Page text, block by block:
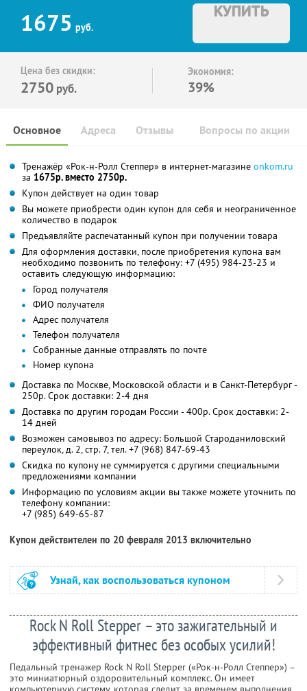
1675 руб.
КУПИТЬ
Цена без скидки:
2750 руб.
Экономия:
39%
Основное Отзывы Вопросы по акции
Адреса
Тренажёр «Рок-н-Ролл Степпер» в интернет-магазине onkom.ru
за 1675р. вместо 2750р.
Купон действует на один товар
Вы можете приобрести один купон для себя и неограниченное
количество в подарок
Предъявляйте распечатанный купон при получении товара
Для оформления доставки, после приобретения купона вам
необходимо позвонить по телефону: +7 (495) 984-23-23 и
оставить следующую информацию:
Город получателя
ФИО получателя
Адрес получателя
Телефон получателя
Собранные данные отправлять по почте
Номер купона
Доставка по Москве, Московской области и в Санкт-Петербург -
250р. Срок доставки: 2-4 дня
Доставка по другим городам России - 400р. Срок доставки: 2-
14 дней
Возможен самовывоз по адресу: Большой Староданиловский
переулок, д. 2, стр. 7, тел. +7 (968) 847-69-43
Скидка по купону не суммируется с другими специальными
предложениями компании
Информацию по условиям акции вы также можете уточнить по
телефону компании:
+7 (985) 649-65-87
Купон действителен по 20 февраля 2013 включительно
Узнай, как воспользоваться купоном
Rock N Roll Stepper – это зажигательный и
эффективный фитнес без особых усилий!
Педальный тренажер Rock N Roll Stepper («Рок-н-Ролл Степпер») –
это миниатюрный оздоровительный комплекс. Он имеет